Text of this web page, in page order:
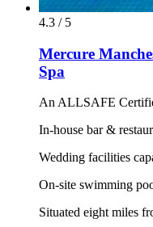
4.3 / 5
Mercure
Spa
An ALLSAFE
In-house bar &
Wedding facilities
On-site swimming
Situated eight miles